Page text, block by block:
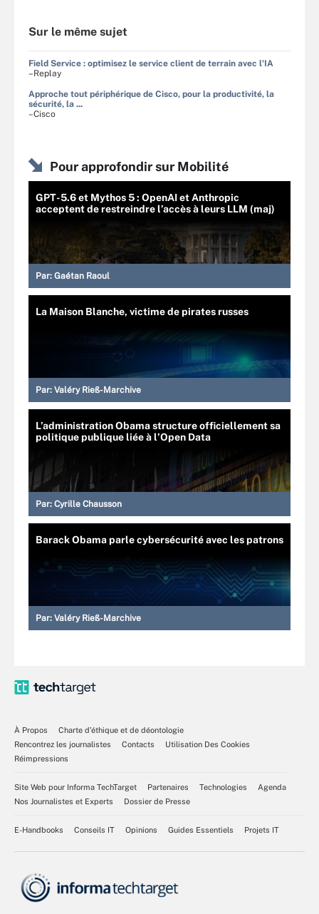
Sur le même sujet
Field Service : optimisez le service client de terrain avec l'IA
–Replay
Approche tout périphérique de Cisco, pour la productivité, la
sécurité, la ...
–Cisco
Pour approfondir sur Mobilité
GPT-5.6 et Mythos 5 : OpenAI et Anthropic
acceptent de restreindre l’accès à leurs LLM (maj)
Par: Gaétan Raoul
La Maison Blanche, victime de pirates russes
Par: Valéry Rieß-Marchive
L’administration Obama structure officiellement sa
politique publique liée à l’Open Data
Par: Cyrille Chausson
Barack Obama parle cybersécurité avec les patrons
Par: Valéry Rieß-Marchive
À Propos
Charte d’éthique et de déontologie
Rencontrez les journalistes
Contacts
Utilisation Des Cookies
Réimpressions
Site Web pour Informa TechTarget Partenaires Technologies
Agenda
Nos Journalistes et Experts
Dossier de Presse
E-Handbooks Conseils IT Opinions Guides Essentiels Projets IT